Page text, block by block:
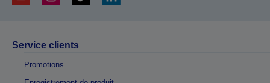
Service clients
Promotions